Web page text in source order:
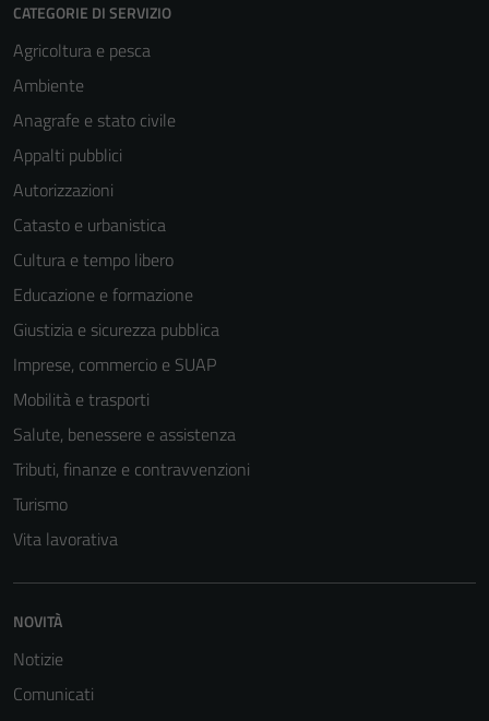
CATEGORIE DI SERVIZIO
Agricoltura e pesca
Ambiente
Anagrafe e stato civile
Appalti pubblici
Autorizzazioni
Catasto e urbanistica
Cultura e tempo libero
Educazione e formazione
Giustizia e sicurezza pubblica
Imprese, commercio e SUAP
Mobilità e trasporti
Salute, benessere e assistenza
Tributi, finanze e contravvenzioni
Turismo
Vita lavorativa
NOVITÀ
Notizie
Comunicati